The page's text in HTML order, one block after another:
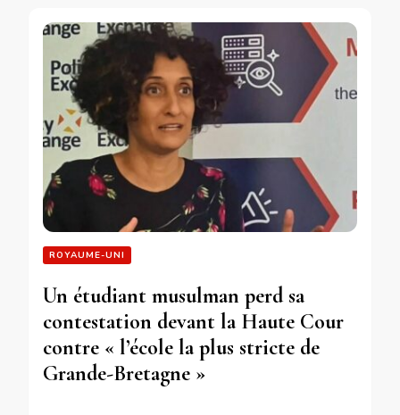
ROYAUME-UNI
Un étudiant musulman perd sa
contestation devant la Haute Cour
contre « l’école la plus stricte de
Grande-Bretagne »